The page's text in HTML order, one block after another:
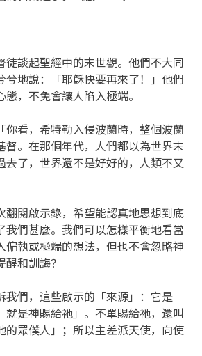
徒談起聖經中的末世觀。他們不大同
兮地說：「耶穌快要再來了！」他們
，不免會讓人陷入極端。
你看，希特勒入侵波蘭時，整個波蘭
督。在那個年代，人們都以為世界末
去了，世界還不是好好的，人類不又
翻閱啟示錄，希望能認真地思想到底
我們甚麼。我們可以怎樣平衡地看當
偏執或極端的想法，但也不會忽略神
和訓誨？
我們，這些啟示的「來源」：它是
就是神賜給祂」。不單賜給祂，還叫
的眾僕人」；所以主差派天使，向使